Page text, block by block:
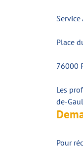
Place
76000
Les
de-
Pour